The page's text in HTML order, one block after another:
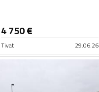
4 750€
Tivat 29.06.26